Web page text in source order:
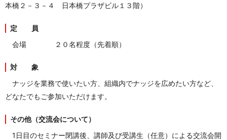
本橋２－３－４ 日本橋プラザビル１３階）
定 員
会場 ２０名程度（先着順）
対 象
ナッジを業務で使いたい方、組織内でナッジを広めたい方など、
どなたでもご参加いただけます。
その他（交流会について）
1日目のセミナー閉講後、講師及び受講生（任意）による交流会開